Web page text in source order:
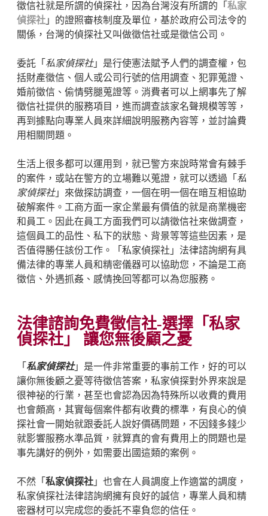
徵信社就是所謂的偵探社，因為台灣沒有所謂的「 私家
偵探社 」的證照審核制度及單位，基於政府公司法令的
關係，台灣的偵探社又叫做徵信社或是徵信公司。
委託「 私家偵探社」是行使憲法賦予人們的調查權，包
括財產徵信、個人或公司行號的信用調查、犯罪蒐證、
婚前徵信、偷情劈腿蒐證等。消費者可以上網事先了解
徵信社提供的服務項目，進而調查該家名聲規模等等，
再到據點向專業人員來詳細說明服務內容等，並討論費
用相關問題。
生活上很多都可以運用到，就已警方來說時常會有棘手
的案件，或站在警方的立場難以蒐證，就可以透過「 私
家偵探社」來做探訪調查，一個在明一個在暗互相協助
破解案件。工商方面一家企業最有價值的就是商業機密
和員工。因此在員工方面我們可以請徵信社來做調查，
這個員工的品性、私下的狀態、背景等等這些因素，是
否值得勝任該份工作。「私家偵探社」法律諮詢網有具
備法律的專業人員和精密儀器可以協助您，不論是工商
徵信、外遇抓姦、感情挽回等都可以為您服務。
法律諮詢免費徵信社-選擇「私家
偵探社」 讓您無後顧之憂
「 私家偵探社」是一件非常重要的事前工作，好的可以
讓你無後顧之憂等待徵信答案，私家偵探對外界來說是
很神祕的行業，甚至也會認為因為特殊所以收費的費用
也會頗高，其實每個案件都有收費的標準，有良心的偵
探社會一開始就跟委託人說好價碼問題，不因錢多錢少
就影響服務水準品質，就算真的會有費用上的問題也是
事先講好的例外，如需要出國這類的案例。
不然「 私家偵探社 」也會在人員調度上作適當的調度，
私家偵探社法律諮詢網擁有良好的誠信，專業人員和精
密器材可以完成您的委託不辜負您的信任。